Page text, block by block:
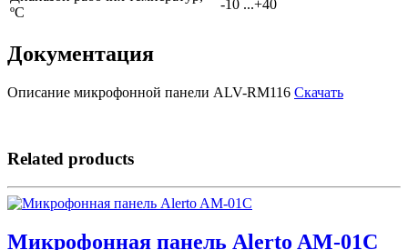
ºС
-10 ...+40
Документация
Описание микрофонной панели ALV-RM116 Скачать
Related products
Микрофонная панель Alerto AM-01C